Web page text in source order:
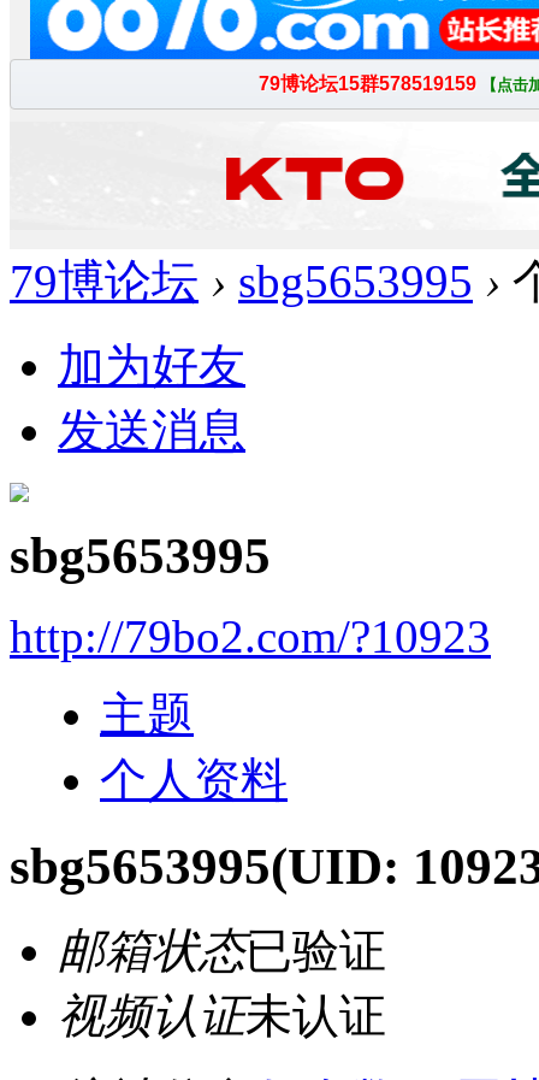
79博论坛 › sbg5653995 ›
加为好友
发送消息
sbg5653995
http://79bo2.com/?10923
主题
个人资料
sbg5653995(UID:
邮箱状态已验证
视频认证未认证